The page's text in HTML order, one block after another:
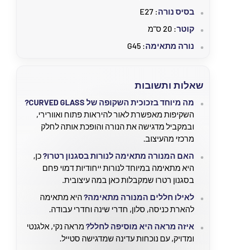
בסיס נורה: E27
קוטר: 20 ס"מ
נורה מתאימה: G45
שאלות ותשובות
מה מיוחד בזכוכית השקופה של CURVED GLASS?
השקיפות מאפשרת לאור להיראות פתוח ואוורירי,
ובמקביל מדגישה את הנורה והופכת אותה לחלק
מרכזי מהעיצוב.
האם המנורה מתאימה לנורות בסגנון רטרו?כן,
היא מתאימה במיוחד לנורות ייחודיות דמוי פחם
בסגנון רטרו שמקבלות כאן במה עיצובית.
לאילו חללים המנורה מתאימה? היא מתאימה
להארת כניסה, סלון, חדרי שינה וחדרי עבודה.
איזה מראה היא מוסיפה לחלל? מראה נקי, אלגנטי
ומדויק, עם נוכחות עדינה שמדגישה סטייל.